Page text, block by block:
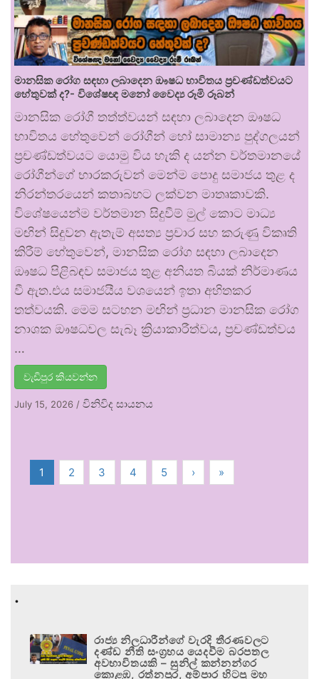
මානසික රෝග සඳහා ලබාදෙන ඖෂධ භාවිතය ප්‍රචණ්ඩත්වයට
හේතුවක් ද?- විශේෂඥ මනෝ වෛද්‍ය රූමි රූබන්
මානසික රෝගී තත්ත්වයන් සඳහා ලබාදෙන ඖෂධ
භාවිතය හේතුවෙන් රෝගීන් හෝ සාමාන්‍ය පුද්ගලයන්
ප්‍රචණ්ඩත්වයට යොමු විය හැකි ද යන්න වර්තමානයේ
රෝගීන්ගේ භාරකරුවන් මෙන්ම පොදු සමාජය තුළ ද
නිරන්තරයෙන් කතාබහට ලක්වන මාතෘකාවකි.
විශේෂයෙන්ම වර්තමාන සිදුවීම් මුල් කොට මාධ්‍ය
මඟින් සිදුවන ඇතැම් අසත්‍ය ප්‍රචාර සහ කරුණු විකෘති
කිරීම් හේතුවෙන්, මානසික රෝග සඳහා ලබාදෙන
ඖෂධ පිළිබඳව සමාජය තුළ අනියත බියක් නිර්මාණය
වී ඇත.එය සමාජයීය වශයෙන් ඉතා අහිතකර
තත්වයකි. මෙම සටහන මඟින් ප්‍රධාන මානසික රෝග
නාශක ඖෂධවල සැබෑ ක්‍රියාකාරීත්වය, ප්‍රචණ්ඩත්වය
…
වැඩිපුර කියවන්න
July 15, 2026 / විනිවිද සායනය
1 2 3 4 5 › »
.
රාජ්‍ය නිලධාරීන්ගේ වැරදි තීරණවලට
දණ්ඩ නීති සංග්‍රහය යෙදවීම බරපතල
අවභාවිතයකි – සුනිල් කන්නන්ගර
කොළඹ, රත්නපුර, අම්පාර හිටපු මහ